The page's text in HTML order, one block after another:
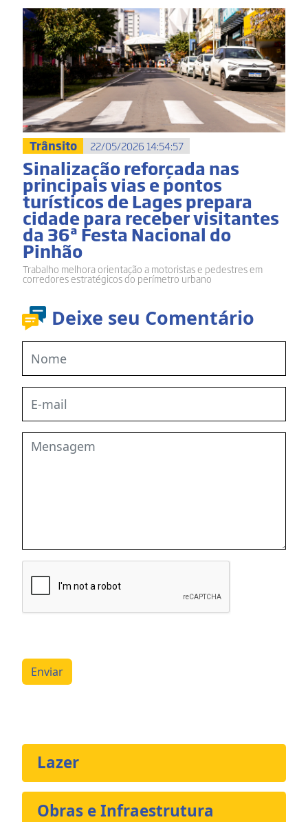
Deixe seu Comentário
Enviar
Trânsito 22/05/2026 14:54:57
Sinalização reforçada nas
principais vias e pontos
turísticos de Lages prepara
cidade para receber visitantes
da 36ª Festa Nacional do
Pinhão
Trabalho melhora orientação a motoristas e pedestres em
corredores estratégicos do perímetro urbano
Lazer
Obras e Infraestrutura